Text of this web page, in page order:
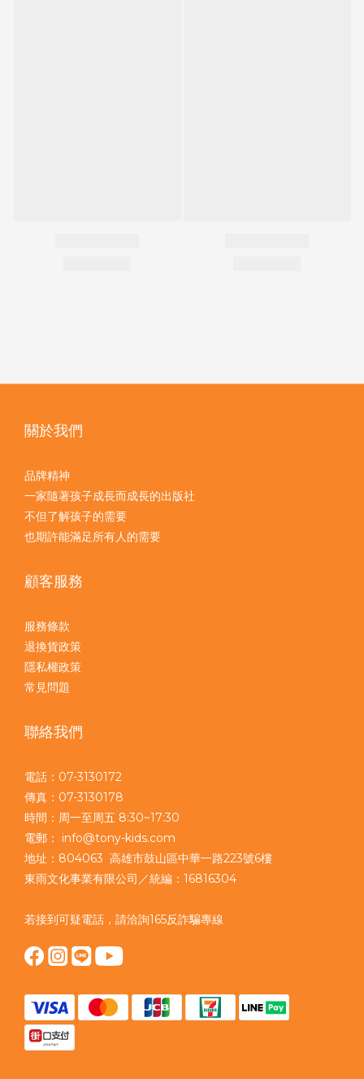
關於我們
品牌精神
一家隨著孩子成長而成長的出版社
不但了解孩子的需要
也期許能滿足所有人的需要
顧客服務
服務條款
退換貨政策
隱私權政策
常見問題
聯絡我們
電話：07-3130172
傳真：07-3130178
時間：周一至周五 8:30~17:30
電郵： info@tony-kids.com
地址：804063 高雄市鼓山區中華一路223號6樓
東雨文化事業有限公司／統編：16816304
若接到可疑電話，請洽詢165反詐騙專線